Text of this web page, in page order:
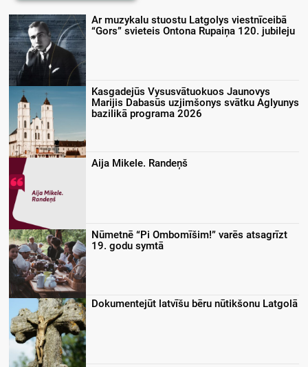
Ar muzykalu stuostu Latgolys viestnīceibā
“Gors” svieteis Ontona Rupaiņa 120. jubileju
Kasgadejūs Vysusvātuokuos Jaunovys
Marijis Dabasūs uzjimšonys svātku Aglyunys
bazilikā programa 2026
Aija Mikele. Randeņš
Nūmetnē “Pi Ombomīšim!” varēs atsagrīzt
19. godu symtā
Dokumentejūt latvīšu bēru nūtikšonu Latgolā